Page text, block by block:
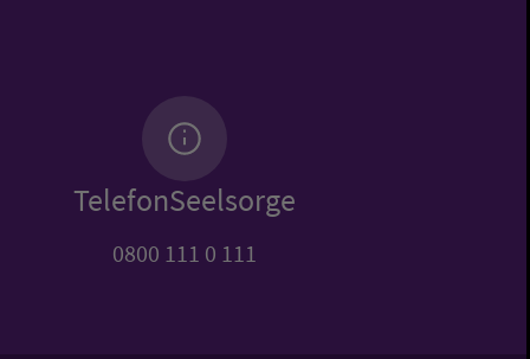
TelefonSeelsorge
0800 111 0 111